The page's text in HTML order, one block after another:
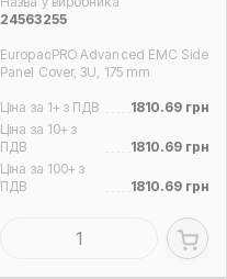
24563255
EuropacPRO Advanced EMC Side
Panel Cover, 3U, 175 mm
Ціна за 1+ з ПДВ
1810.69 грн
Ціна за 10+ з
ПДВ
1810.69 грн
Ціна за 100+ з
ПДВ
1810.69 грн